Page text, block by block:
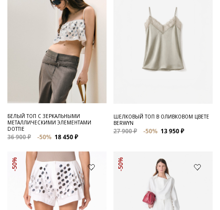
БЕЛЫЙ ТОП С ЗЕРКАЛЬНЫМИ
МЕТАЛЛИЧЕСКИМИ ЭЛЕМЕНТАМИ
DOTTIE
36 900 ₽ -50% 18 450 ₽
ШЕЛКОВЫЙ ТОП В ОЛИВКОВОМ ЦВЕТЕ
BERWYN
27 900 ₽ -50% 13 950 ₽
-50% -50%